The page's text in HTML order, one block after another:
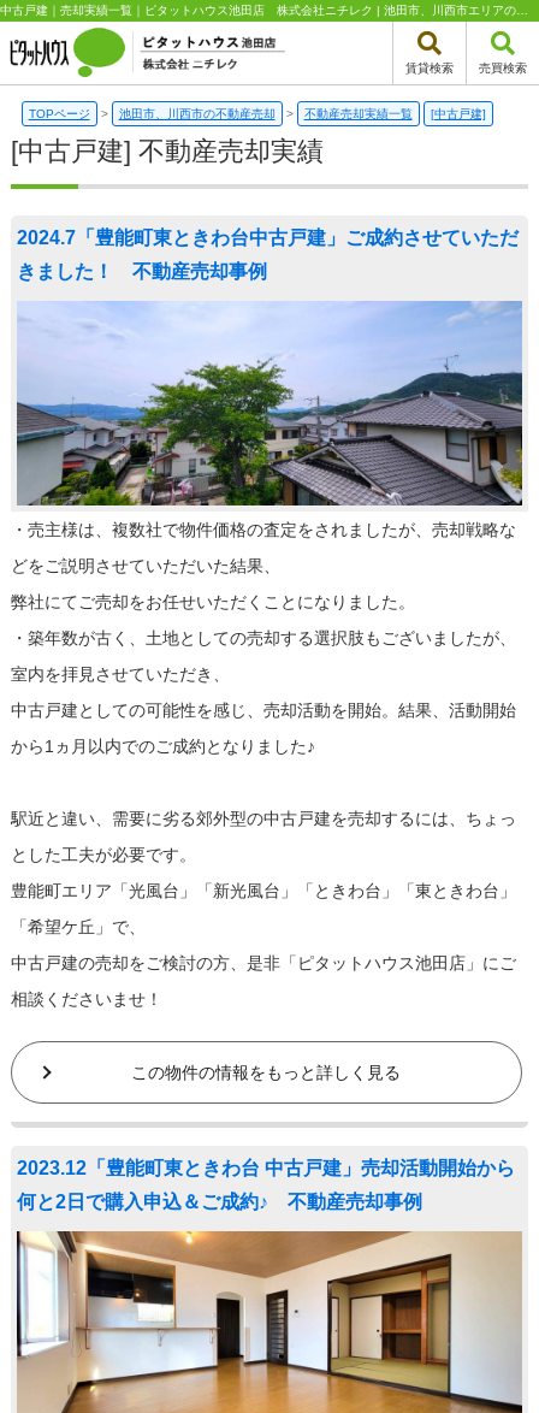
賃貸検索 売買検索
TOPページ > 池田市、川西市の不動産売却 > 不動産売却実績一覧 [中古戸建]
[中古戸建] 不動産売却実績
2024.7「豊能町東ときわ台中古戸建」ご成約させていただ
きました！ 不動産売却事例
・売主様は、複数社で物件価格の査定をされましたが、売却戦略な
どをご説明させていただいた結果、
弊社にてご売却をお任せいただくことになりました。
・築年数が古く、土地としての売却する選択肢もございましたが、
室内を拝見させていただき、
中古戸建としての可能性を感じ、売却活動を開始。結果、活動開始
から1ヵ月以内でのご成約となりました♪
駅近と違い、需要に劣る郊外型の中古戸建を売却するには、ちょっ
とした工夫が必要です。
豊能町エリア「光風台」「新光風台」「ときわ台」「東ときわ台」
「希望ケ丘」で、
中古戸建の売却をご検討の方、是非「ピタットハウス池田店」にご
相談くださいませ！
この物件の情報をもっと詳しく見る
2023.12「豊能町東ときわ台 中古戸建」売却活動開始から
何と2日で購入申込＆ご成約♪ 不動産売却事例